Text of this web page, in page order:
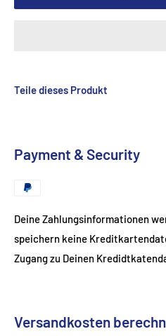
Teile dieses Produkt
Payment & Security
Deine Zahlungsinformationen
speichern keine
Zugang zu Deinen
Versandkosten